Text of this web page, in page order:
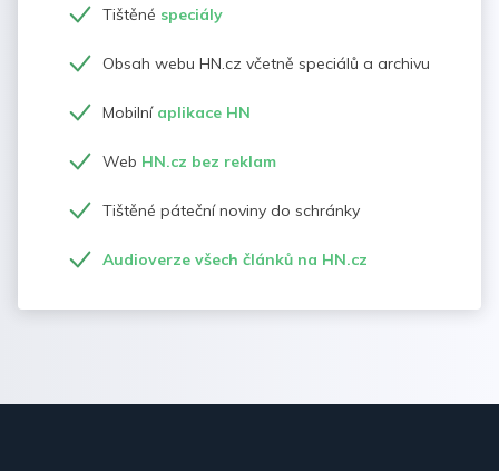
Tištěné speciály
Obsah webu HN.cz včetně speciálů a archivu
Mobilní aplikace HN
Web HN.cz bez reklam
Tištěné páteční noviny do schránky
Audioverze všech článků na HN.cz